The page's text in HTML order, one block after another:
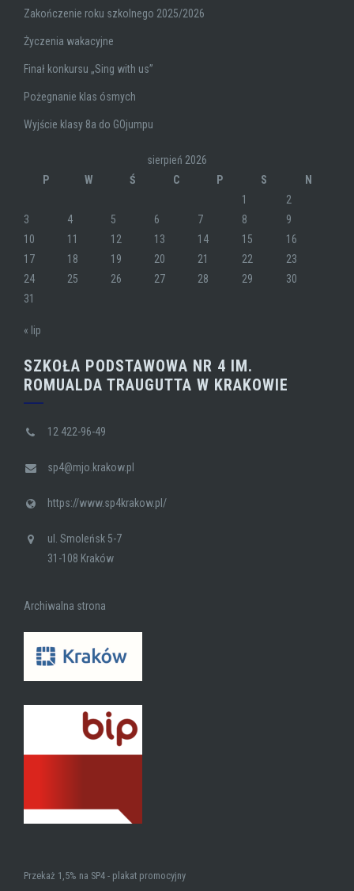
Zakończenie roku szkolnego 2025/2026
Życzenia wakacyjne
Finał konkursu „Sing with us”
Pożegnanie klas ósmych
Wyjście klasy 8a do GOjumpu
sierpień 2026
P
W Ś C P S
N
1
2
3
4 5 6 7 8
9
10
11 12 13 14 15
16
17
18 19 20 21 22
23
24
25 26 27 28 29
30
31
« lip
SZKOŁA PODSTAWOWA NR 4 IM.
ROMUALDA TRAUGUTTA W KRAKOWIE
12 422-96-49
sp4@mjo.krakow.pl
https://www.sp4krakow.pl/
ul. Smoleńsk 5-7
31-108 Kraków
Archiwalna strona
Przekaż 1,5% na SP4 - plakat promocyjny